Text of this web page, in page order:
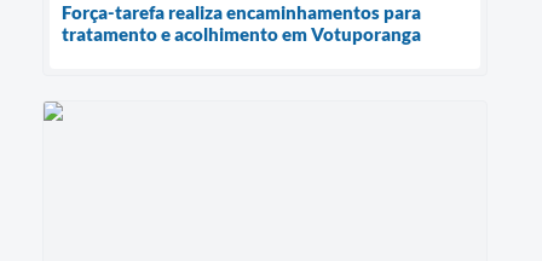
Força-tarefa realiza encaminhamentos para
tratamento e acolhimento em Votuporanga